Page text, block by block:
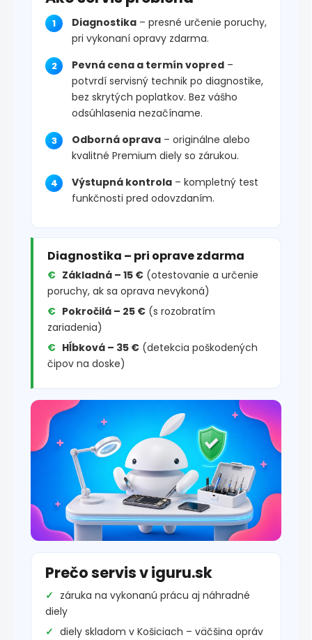
Diagnostika – presné určenie poruchy,
pri vykonaní opravy zdarma.
Pevná cena a termín vopred –
potvrdí servisný technik po diagnostike,
bez skrytých poplatkov. Bez vášho
odsúhlasenia nezačíname.
Odborná oprava – originálne alebo
kvalitné Premium diely so zárukou.
Výstupná kontrola – kompletný test
funkčnosti pred odovzdaním.
Diagnostika – pri oprave zdarma
Základná – 15 € (otestovanie a určenie
poruchy, ak sa oprava nevykoná)
Pokročilá – 25 € (s rozobratím
zariadenia)
Hĺbková – 35 € (detekcia poškodených
čipov na doske)
Prečo servis v iguru.sk
záruka na vykonanú prácu aj náhradné
diely
diely skladom v Košiciach – väčšina opráv